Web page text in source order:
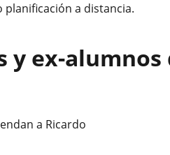
a distancia.
y ex-alumnos
a Ricardo